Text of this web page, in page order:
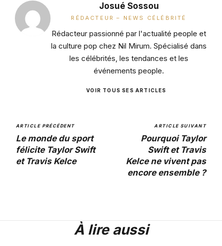
Josué Sossou
RÉDACTEUR – NEWS CÉLÉBRITÉ
Rédacteur passionné par l'actualité people et
la culture pop chez Nil Mirum. Spécialisé dans
les célébrités, les tendances et les
événements people.
VOIR TOUS SES ARTICLES
ARTICLE PRÉCÉDENT
Le monde du sport
félicite Taylor Swift
et Travis Kelce
ARTICLE SUIVANT
Pourquoi Taylor
Swift et Travis
Kelce ne vivent pas
encore ensemble ?
À lire aussi